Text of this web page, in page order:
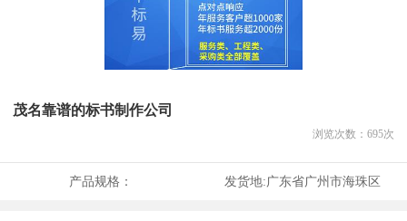
茂名靠谱的标书制作公司
浏览次数： 695次
产品规格： 发货地:广东省广州市海珠区